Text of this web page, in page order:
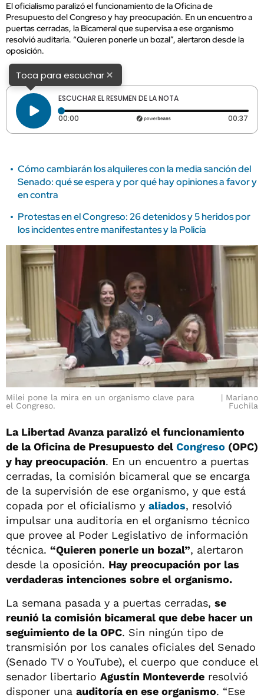
El oficialismo paralizó el funcionamiento de la Oficina de
Presupuesto del Congreso y hay preocupación. En un encuentro a
puertas cerradas, la Bicameral que supervisa a ese organismo
resolvió auditarla. “Quieren ponerle un bozal”, alertaron desde la
oposición.
Toca para escuchar×
ESCUCHAR EL RESUMEN DE LA NOTA
00:00 Tiempo transcurrido: 0 segundos 00:37
Cómo cambiarán los alquileres con la media sanción del
Senado: qué se espera y por qué hay opiniones a favor y
en contra
Protestas en el Congreso: 26 detenidos y 5 heridos por
los incidentes entre manifestantes y la Policía
Milei pone la mira en un organismo clave para
el Congreso.
Mariano
Fuchila
La Libertad Avanza paralizó el funcionamiento
de la Oficina de Presupuesto del Congreso (OPC)
y hay preocupación. En un encuentro a puertas
cerradas, la comisión bicameral que se encarga
de la supervisión de ese organismo, y que está
copada por el oficialismo y aliados, resolvió
impulsar una auditoría en el organismo técnico
que provee al Poder Legislativo de información
técnica. “Quieren ponerle un bozal”, alertaron
desde la oposición. Hay preocupación por las
verdaderas intenciones sobre el organismo.
La semana pasada y a puertas cerradas, se
reunió la comisión bicameral que debe hacer un
seguimiento de la OPC. Sin ningún tipo de
transmisión por los canales oficiales del Senado
(Senado TV o YouTube), el cuerpo que conduce el
senador libertario Agustín Monteverde resolvió
disponer una auditoría en ese organismo. “Ese